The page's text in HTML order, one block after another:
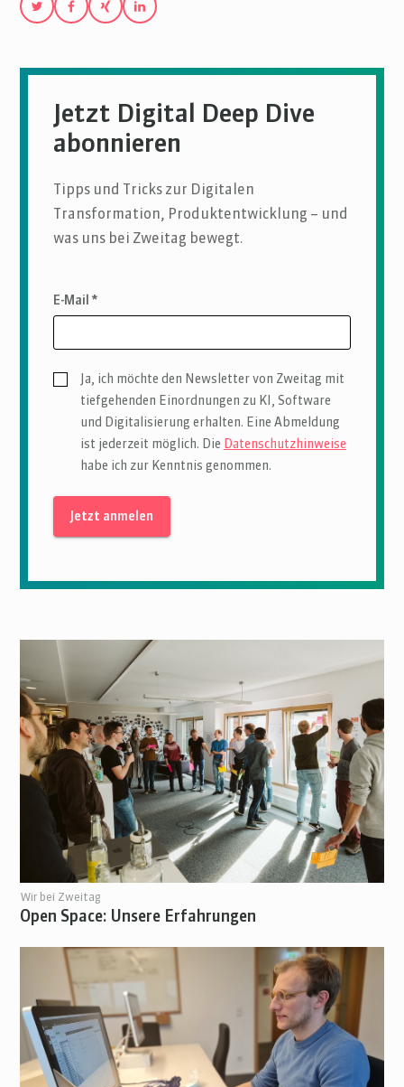
Jetzt Digital Deep Dive
abonnieren
Tipps und Tricks zur Digitalen
Transformation, Produktentwicklung – und
was uns bei Zweitag bewegt.
E-Mail *
Ja, ich möchte den Newsletter von Zweitag mit
tiefgehenden Einordnungen zu KI, Software
und Digitalisierung erhalten. Eine Abmeldung
ist jederzeit möglich. Die Datenschutzhinweise
habe ich zur Kenntnis genommen.
Wir bei Zweitag
Open Space: Unsere Erfahrungen